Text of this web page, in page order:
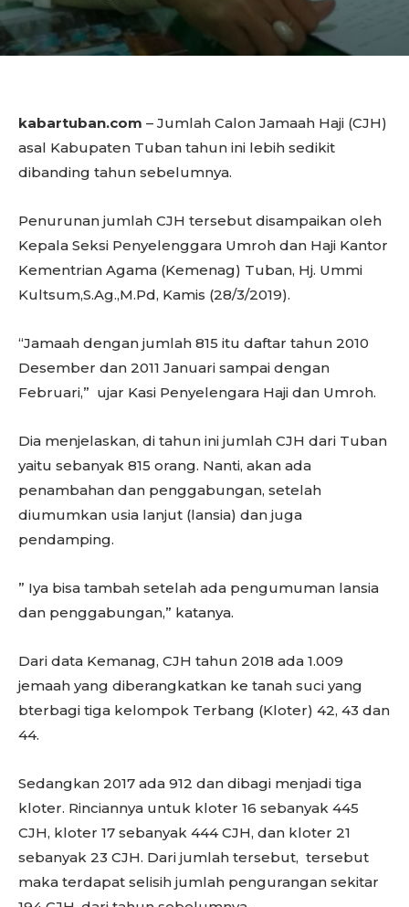
kabartuban.com – Jumlah Calon Jamaah Haji (CJH)
asal Kabupaten Tuban tahun ini lebih sedikit
dibanding tahun sebelumnya.
Penurunan jumlah CJH tersebut disampaikan oleh
Kepala Seksi Penyelenggara Umroh dan Haji Kantor
Kementrian Agama (Kemenag) Tuban, Hj. Ummi
Kultsum,S.Ag.,M.Pd, Kamis (28/3/2019).
“Jamaah dengan jumlah 815 itu daftar tahun 2010
Desember dan 2011 Januari sampai dengan
Februari,” ujar Kasi Penyelengara Haji dan Umroh.
Dia menjelaskan, di tahun ini jumlah CJH dari Tuban
yaitu sebanyak 815 orang. Nanti, akan ada
penambahan dan penggabungan, setelah
diumumkan usia lanjut (lansia) dan juga
pendamping.
” Iya bisa tambah setelah ada pengumuman lansia
dan penggabungan,” katanya.
Dari data Kemanag, CJH tahun 2018 ada 1.009
jemaah yang diberangkatkan ke tanah suci yang
bterbagi tiga kelompok Terbang (Kloter) 42, 43 dan
44.
Sedangkan 2017 ada 912 dan dibagi menjadi tiga
kloter. Rinciannya untuk kloter 16 sebanyak 445
CJH, kloter 17 sebanyak 444 CJH, dan kloter 21
sebanyak 23 CJH. Dari jumlah tersebut, tersebut
maka terdapat selisih jumlah pengurangan sekitar